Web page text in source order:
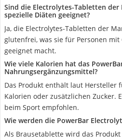
Sind die Electrolytes-Tabletten
spezielle Diäten geeignet?
Ja, die Electrolytes-Tabletten der
glutenfrei, was sie für Personen
geeignet macht.
Wie viele Kalorien hat das
Nahrungsergänzungsmittel?
Das Produkt enthält laut Hersteller
Kalorien oder zusätzlichen Zucker.
beim Sport empfohlen.
Wie werden die PowerBar
Als Brausetablette wird das